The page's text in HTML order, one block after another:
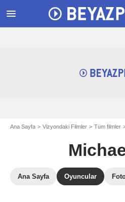
menu
Ana Sayfa Vizyondaki Filmler Tüm filmler
Ana Sayfa Oyuncular